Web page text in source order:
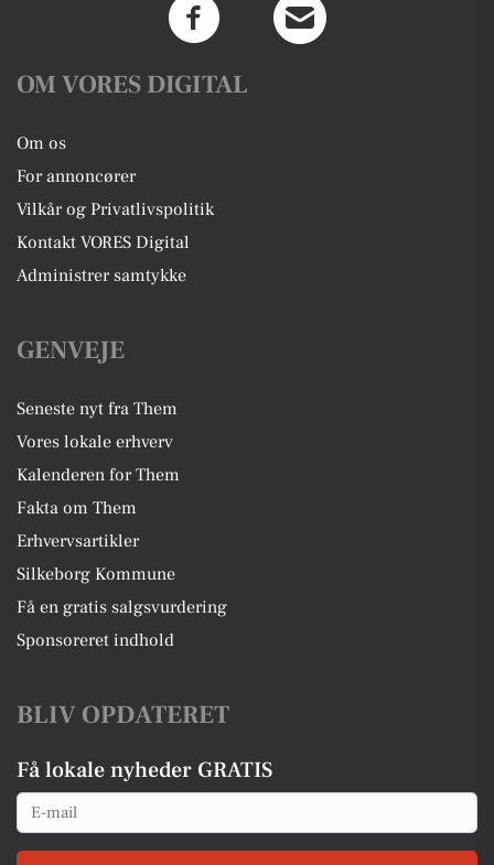
OM VORES DIGITAL
Om os
For annoncører
Vilkår og Privatlivspolitik
Kontakt VORES Digital
Administrer samtykke
GENVEJE
Seneste nyt fra Them
Vores lokale erhverv
Kalenderen for Them
Fakta om Them
Erhvervsartikler
Silkeborg Kommune
Få en gratis salgsvurdering
Sponsoreret indhold
BLIV OPDATERET
Få lokale nyheder GRATIS
Email